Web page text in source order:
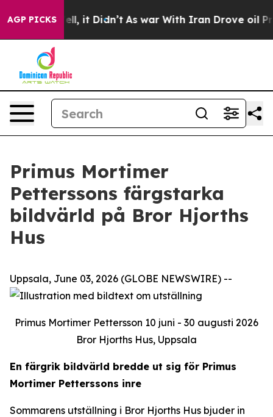
AGP PICKS
Well, it Didn’t As war With Iran Drove oil
Primus Mortimer
Petterssons färgstarka
bildvärld på Bror Hjorths
Hus
Uppsala, June 03, 2026 (GLOBE NEWSWIRE) --
Primus Mortimer Pettersson 10 juni - 30 augusti 2026
Bror Hjorths Hus, Uppsala
En färgrik bildvärld bredde ut sig för Primus
Mortimer Petterssons inre
Sommarens utställning i Bror Hjorths Hus bjuder in